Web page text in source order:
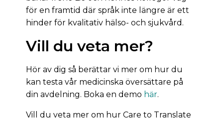
för en framtid där språk inte längre är ett
hinder för kvalitativ hälso- och sjukvård.
Vill du veta mer?
Hör av dig så berättar vi mer om hur du
kan testa vår medicinska översättare på
din avdelning. Boka en demo här.
Vill du veta mer om hur Care to Translate